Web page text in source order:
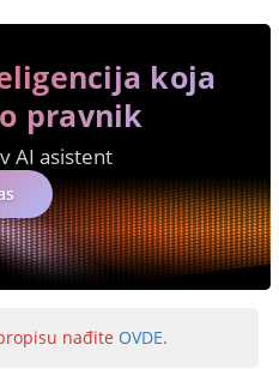
koja
pravnik
AI asistent
nađite OVDE.